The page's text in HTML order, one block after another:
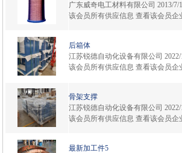
广东威奇电工材料有限公司 2013/7/
该会员所有供应信息 查看该会员企
后箱体
江苏锐德自动化设备有限公司
该会员所有供应信息 查看该会员企
骨架支撑
江苏锐德自动化设备有限公司
该会员所有供应信息 查看该会员企
最新加工件5